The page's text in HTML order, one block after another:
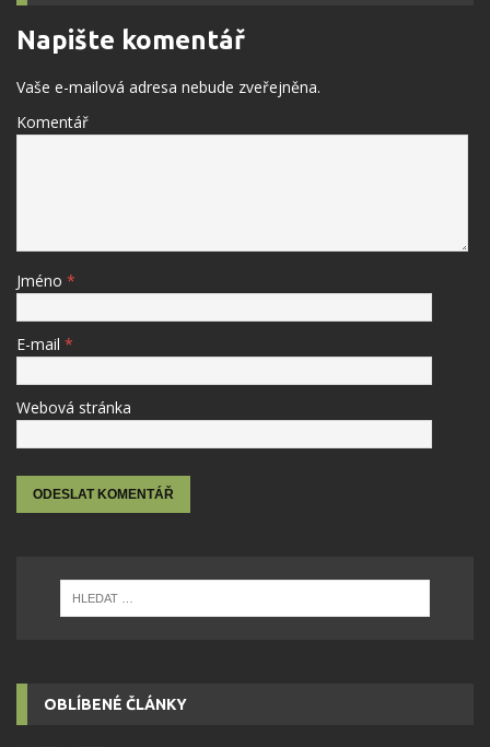
Napište komentář
Vaše e-mailová adresa nebude zveřejněna.
Komentář
Jméno *
E-mail *
Webová stránka
OBLÍBENÉ ČLÁNKY